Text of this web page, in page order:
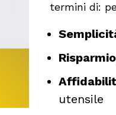
termini di:
Risparmio
utensile